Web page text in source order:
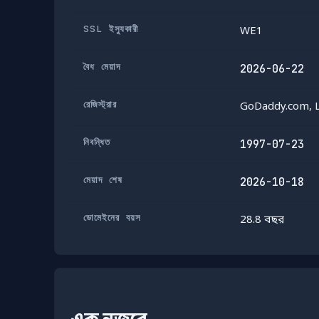
SSL ইস্যুকারী WE1
বৈধ মেয়াদ 2026-06-22
রেজিস্ট্রার GoDaddy.com,
নিবন্ধিত 1997-07-23
মেয়াদ শেষ 2026-10-18
ডোমেইনের বয়স 28.8 বছর